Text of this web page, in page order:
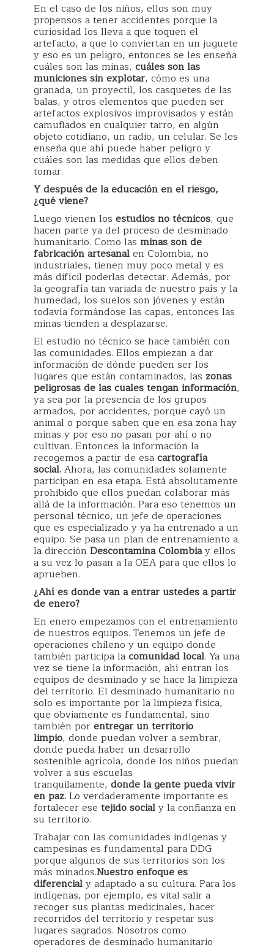
En el caso de los niños, ellos son muy
propensos a tener accidentes porque la
curiosidad los lleva a que toquen el
artefacto, a que lo conviertan en un juguete
y eso es un peligro, entonces se les enseña
cuáles son las minas, cuáles son las
municiones sin explotar, cómo es una
granada, un proyectil, los casquetes de las
balas, y otros elementos que pueden ser
artefactos explosivos improvisados y están
camuflados en cualquier tarro, en algún
objeto cotidiano, un radio, un celular. Se les
enseña que ahí puede haber peligro y
cuáles son las medidas que ellos deben
tomar.
Y después de la educación en el riesgo,
¿qué viene?
Luego vienen los estudios no técnicos, que
hacen parte ya del proceso de desminado
humanitario. Como las minas son de
fabricación artesanalen Colombia, no
industriales, tienen muy poco metal y es
más difícil poderlas detectar. Además, por
la geografía tan variada de nuestro país y la
humedad, los suelos son jóvenes y están
todavía formándose las capas, entonces las
minas tienden a desplazarse.
El estudio no técnico se hace también con
las comunidades. Ellos empiezan a dar
información de dónde pueden ser los
lugares que están contaminados, las zonas
peligrosas de las cuales tengan información,
ya sea por la presencia de los grupos
armados, por accidentes, porque cayó un
animal o porque saben que en esa zona hay
minas y por eso no pasan por ahí o no
cultivan. Entonces la información la
recogemos a partir de esacartografía
social.Ahora, las comunidades solamente
participan en esa etapa. Está absolutamente
prohibido que ellos puedan colaborar más
allá de la información. Para eso tenemos un
personal técnico, un jefe de operaciones
que es especializado y ya ha entrenado a un
equipo. Se pasa un plan de entrenamiento a
la dirección Descontamina Colombiay ellos
a su vez lo pasan a la OEA para que ellos lo
aprueben.
¿Ahí es donde van a entrar ustedes a partir
de enero?
En enero empezamos con el entrenamiento
de nuestros equipos. Tenemos un jefe de
operaciones chileno y un equipo donde
también participa lacomunidad local. Ya una
vez se tiene la información, ahí entran los
equipos de desminado y se hace la limpieza
del territorio. El desminado humanitario no
solo es importante por la limpieza física,
que obviamente es fundamental, sino
también porentregar un territorio
limpio, donde puedan volver a sembrar,
donde pueda haber un desarrollo
sostenible agrícola, donde los niños puedan
volver a sus escuelas
tranquilamente, donde la gente pueda vivir
en paz.Lo verdaderamente importante es
fortalecer ese tejido socialy la confianza en
su territorio.
Trabajar con las comunidades indígenas y
campesinas es fundamental para DDG
porque algunos de sus territorios son los
más minados.Nuestro enfoque es
diferencialy adaptado a su cultura. Para los
indígenas, por ejemplo, es vital salir a
recoger sus plantas medicinales, hacer
recorridos del territorio y respetar sus
lugares sagrados. Nosotros como
operadores de desminado humanitario